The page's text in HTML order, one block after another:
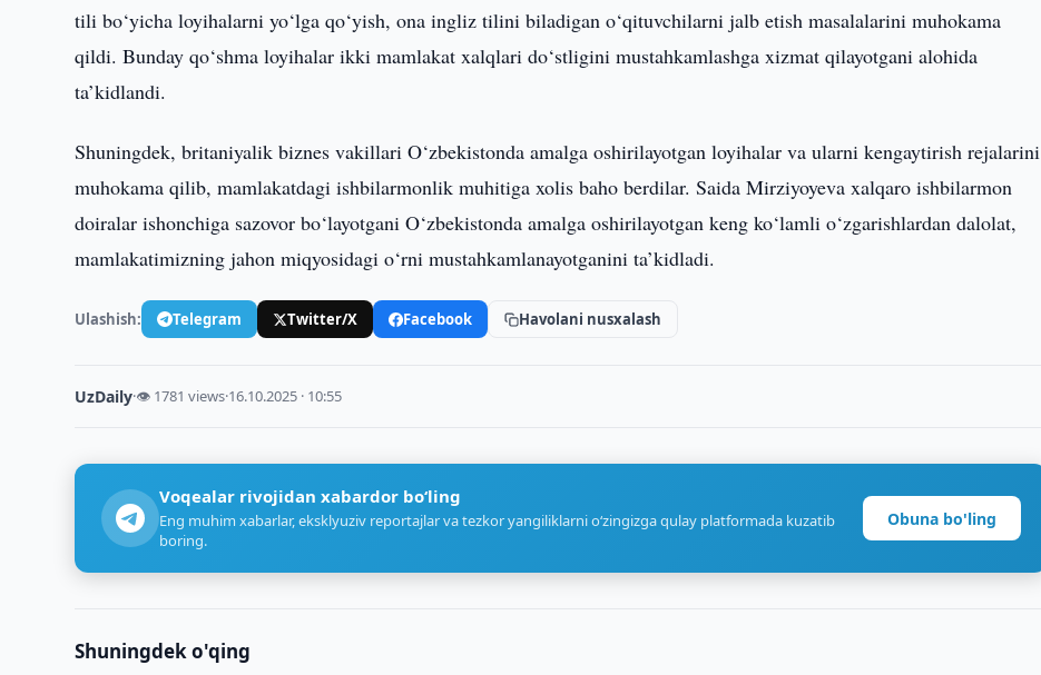
tili bo‘yicha loyihalarni yo‘lga qo‘yish, ona ingliz tilini biladigan o‘qituvchilarni jalb etish masalalarini muhokama
qildi. Bunday qo‘shma loyihalar ikki mamlakat xalqlari do‘stligini mustahkamlashga xizmat qilayotgani alohida
ta’kidlandi.
Shuningdek, britaniyalik biznes vakillari O‘zbekistonda amalga oshirilayotgan loyihalar va ularni kengaytirish rejalarini
muhokama qilib, mamlakatdagi ishbilarmonlik muhitiga xolis baho berdilar. Saida Mirziyoyeva xalqaro ishbilarmon
doiralar ishonchiga sazovor bo‘layotgani O‘zbekistonda amalga oshirilayotgan keng ko‘lamli o‘zgarishlardan dalolat,
mamlakatimizning jahon miqyosidagi o‘rni mustahkamlanayotganini ta’kidladi.
Ulashish: Telegram Twitter/X Facebook Havolani nusxalash
UzDaily·👁 1781 views·16.10.2025 · 10:55
Voqealar rivojidan xabardor bo‘ling
Eng muhim xabarlar, eksklyuziv reportajlar va tezkor yangiliklarni o‘zingizga qulay platformada kuzatib
boring.
Obuna bo'ling
Shuningdek o'qing